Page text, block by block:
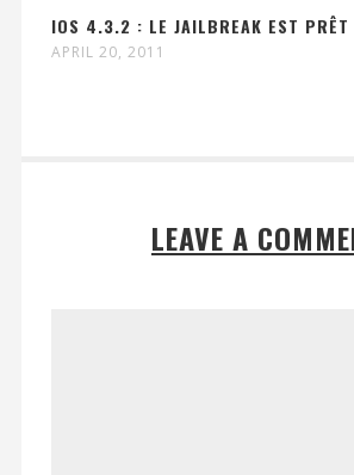
IOS 4.3.2 : LE JAILBREAK EST
APRIL 20, 2011
LEAVE A